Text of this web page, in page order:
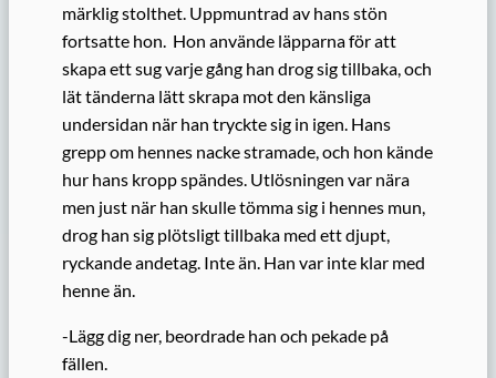
märklig stolthet. Uppmuntrad av hans stön
fortsatte hon. Hon använde läpparna för att
skapa ett sug varje gång han drog sig tillbaka, och
lät tänderna lätt skrapa mot den känsliga
undersidan när han tryckte sig in igen. Hans
grepp om hennes nacke stramade, och hon kände
hur hans kropp spändes. Utlösningen var nära
men just när han skulle tömma sig i hennes mun,
drog han sig plötsligt tillbaka med ett djupt,
ryckande andetag. Inte än. Han var inte klar med
henne än.
-Lägg dig ner, beordrade han och pekade på
fällen.